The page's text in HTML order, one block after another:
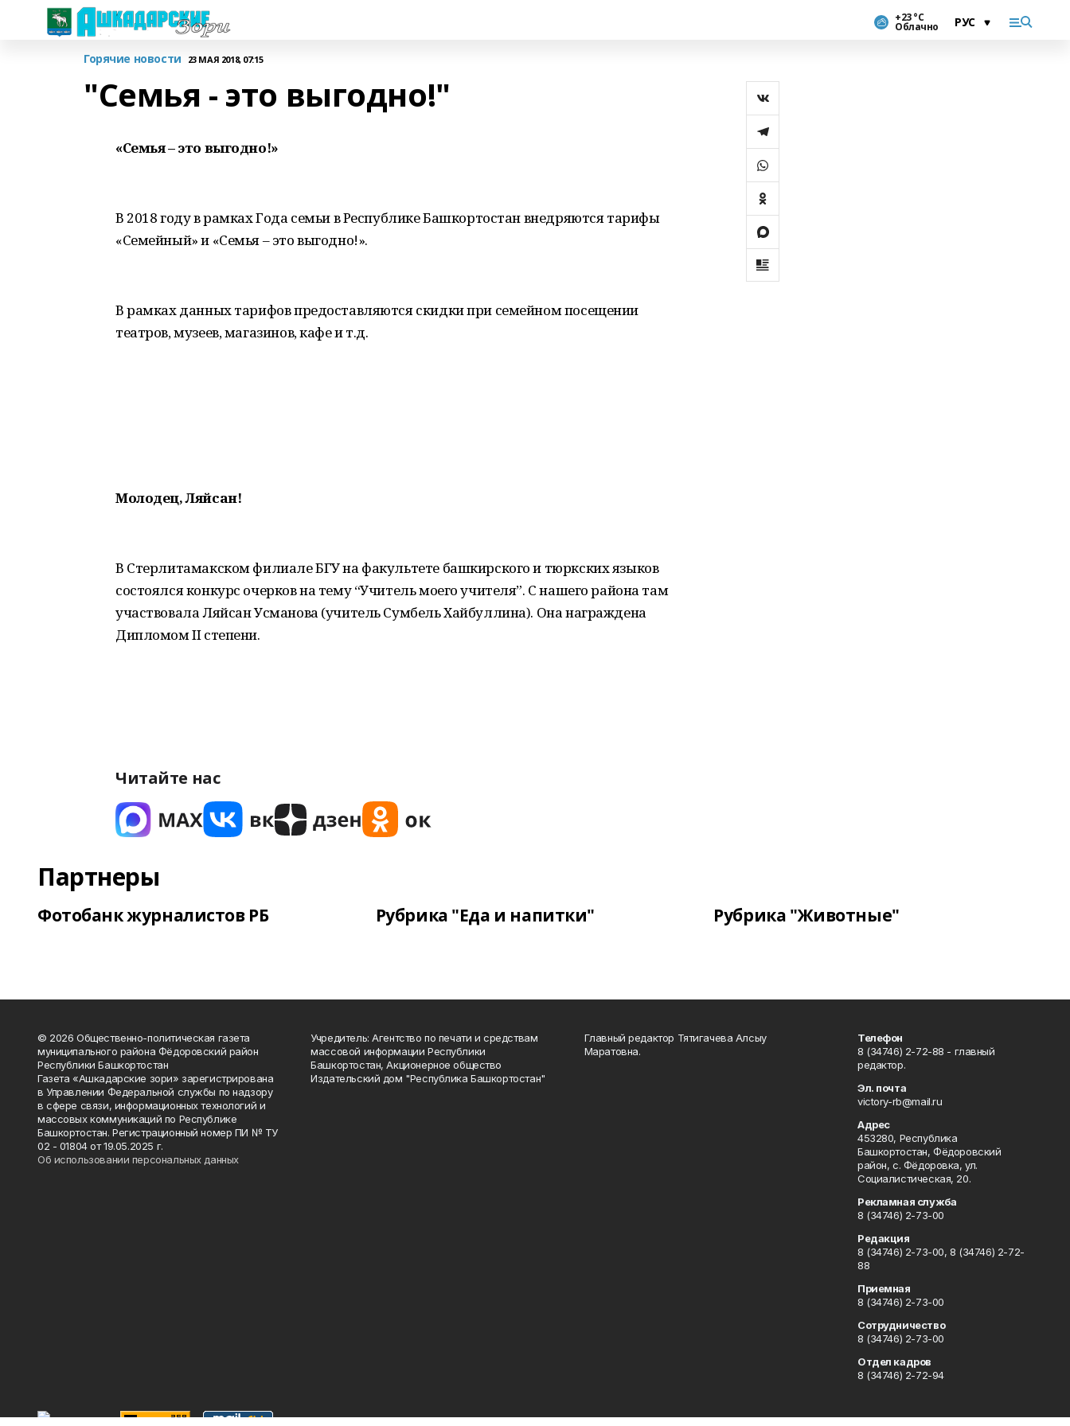
+23 °С
Облачно
Горячие новости 23 МАЯ 2018, 07:15
"Семья - это выгодно!"
«Семья – это выгодно!»
В 2018 году в рамках Года семьи в Республике Башкортостан внедряются тарифы
«Семейный» и «Семья – это выгодно!».
В рамках данных тарифов предоставляются скидки при семейном посещении
театров, музеев, магазинов, кафе и т.д.
Молодец, Ляйсан!
В Стерлитамакском филиале БГУ на факультете башкирского и тюркских языков
состоялся конкурс очерков на тему “Учитель моего учителя”. С нашего района там
участвовала Ляйсан Усманова (учитель Сумбель Хайбуллина). Она награждена
Дипломом II степени.
Читайте нас
Партнеры
Фотобанк журналистов РБ Рубрика "Еда и напитки" Рубрика "Животные"
© 2026 Общественно-политическая газета
муниципального района Фёдоровский район
Республики Башкортостан
Газета «Ашкадарские зори» зарегистрирована
в Управлении Федеральной службы по надзору
в сфере связи, информационных технологий и
массовых коммуникаций по Республике
Башкортостан. Регистрационный номер ПИ № ТУ
02 - 01804 от 19.05.2025 г.
Об использовании персональных данных
Учредитель: Агентство по печати и средствам
массовой информации Республики
Башкортостан, Акционерное общество
Издательский дом "Республика Башкортостан"
Главный редактор Тятигачева Алсыу
Маратовна.
Телефон
8 (34746) 2-72-88 - главный
редактор.
Эл. почта
victory-rb@mail.ru
Адрес
453280, Республика
Башкортостан, Фёдоровский
район, с. Фёдоровка, ул.
Социалистическая, 20.
Рекламная служба
8 (34746) 2-73-00
Редакция
8 (34746) 2-73-00, 8 (34746) 2-72-
88
Приемная
8 (34746) 2-73-00
Сотрудничество
8 (34746) 2-73-00
Отдел кадров
8 (34746) 2-72-94